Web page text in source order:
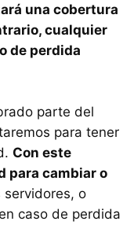
una cobertura
cualquier
de perdida
parte del
para tener
Con este
para cambiar o
servidores, o
caso de perdida